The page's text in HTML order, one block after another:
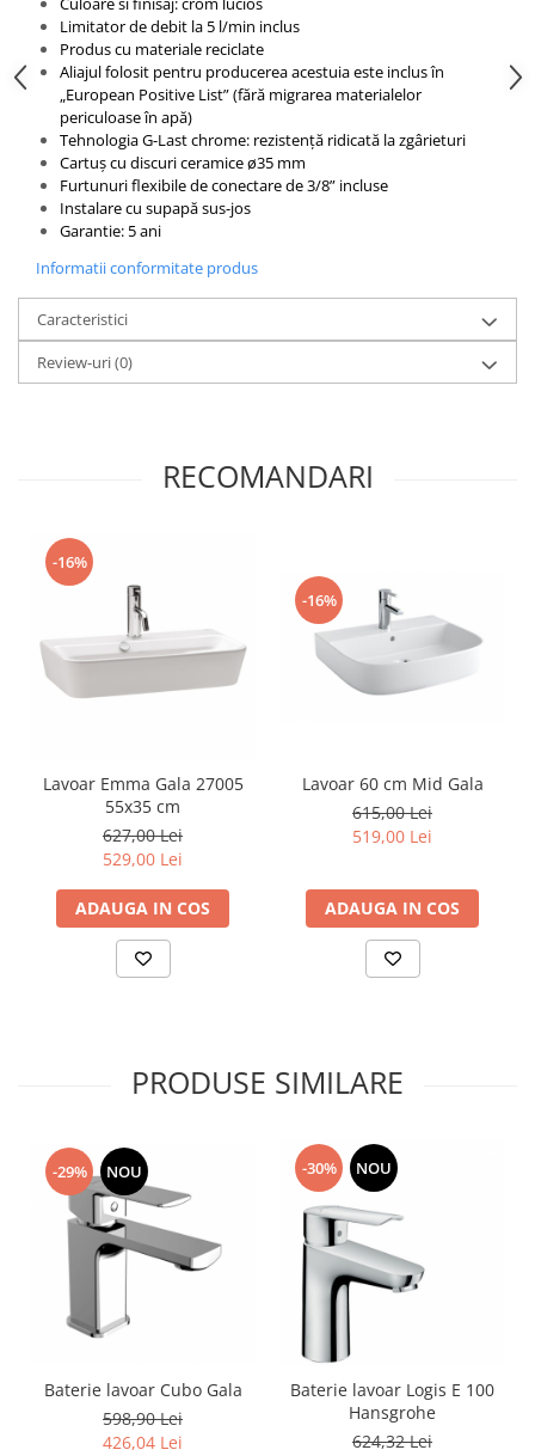
Limitator de debit la 5 l/min inclus
Produs cu materiale reciclate
Aliajul folosit pentru producerea acestuia este inclus în
„European Positive List” (fără migrarea materialelor
periculoase în apă)
Tehnologia G-Last chrome: rezistență ridicată la zgârieturi
Cartuș cu discuri ceramice ø35 mm
Furtunuri flexibile de conectare de 3/8” incluse
Instalare cu supapă sus-jos
Garantie: 5 ani
Informatii conformitate produs
Caracteristici
Review-uri(0)
RECOMANDARI
-16%
Lavoar Emma Gala 27005
55x35 cm
627,00 Lei
529,00 Lei
ADAUGA IN COS
-16%
Lavoar 60 cm Mid Gala
615,00 Lei
519,00 Lei
ADAUGA IN COS
PRODUSE SIMILARE
-29% NOU
Baterie lavoar Cubo Gala
598,90 Lei
426,04 Lei
-30% NOU
Baterie lavoar Logis E 100
Hansgrohe
624,32 Lei